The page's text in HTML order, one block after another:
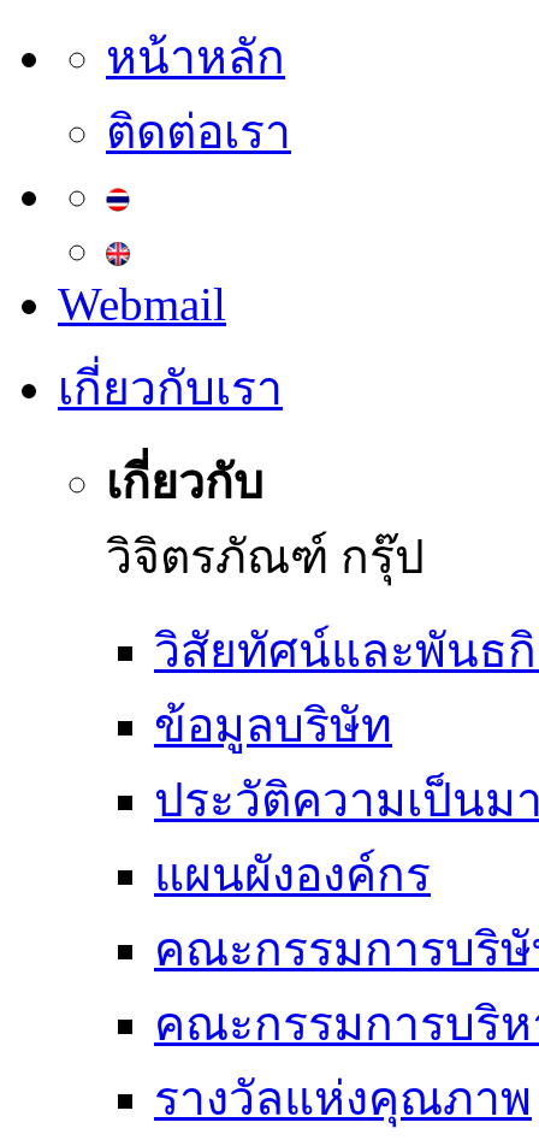
หน้าหลัก
ติดต่อเรา
Webmail
เกี่ยวกับเรา
เกี่ยวกับ
วิจิตรภัณฑ์ กรุ๊ป
วิสัยทัศน์และพันธ
ข้อมูลบริษัท
ประวัติความเป็นม
แผนผังองค์กร
คณะกรรมการบริ
คณะกรรมการบริห
รางวัลแห่งคุณภาพ